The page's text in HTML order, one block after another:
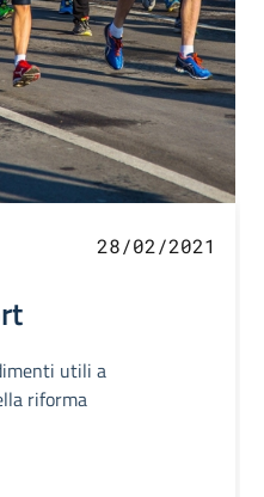
28/02/2021
utili a
riforma